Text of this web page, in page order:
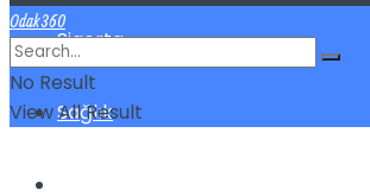
Sigorta
Sağlık
Odak360
No Result
View All Result